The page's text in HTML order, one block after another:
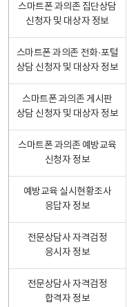
스마트폰 과의존 집단상담
신청자 및 대상자 정보
스마트폰 과의존 전화·포털
상담 신청자 및 대상자 정보
스마트폰 과의존 게시판
상담 신청자 및 대상자 정보
스마트폰 과의존 예방교육
신청자 정보
예방교육 실시현황조사
응답자 정보
전문상담사 자격검정
응시자 정보
전문상담사 자격검정
합격자 정보